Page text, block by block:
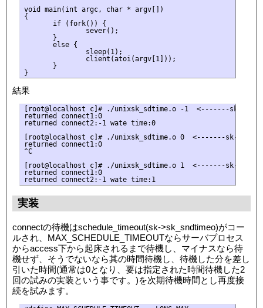
void main(int argc, char * argv[])
{
       if (fork()) {
               sever();
       }
       else {
               sleep(1);
               client(atoi(argv[1]));
       }
結果
[root@localhost c]# ./unixsk_sdtime.o -1  <-------sk-
returned connect1:0
returned connect2:-1 wate time:0
[root@localhost c]# ./unixsk_sdtime.o 0  <-------sk-
returned connect1:0
^C
[root@localhost c]# ./unixsk_sdtime.o 1  <-------sk-
returned connect1:0
returned connect2:-1 wate time:1
実装
connectの待機はschedule_timeout(sk->sk_sndtimeo)がコー
ルされ、MAX_SCHEDULE_TIMEOUTならサーバプロセス
からaccess下から起床されるまで待機し、マイナスなら待
機せず、そうでないなら其の時間待機し、待機した分を差し
引いた時間(通常は0となり、要は指定された時間待機した2
回の試みの実装という事です。)を次期待機時間とし再度接
続を試みます。